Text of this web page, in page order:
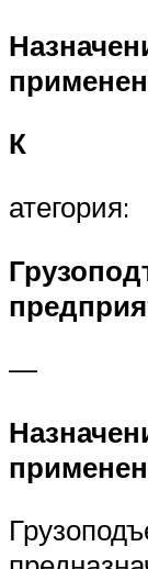
К
атегория:
—